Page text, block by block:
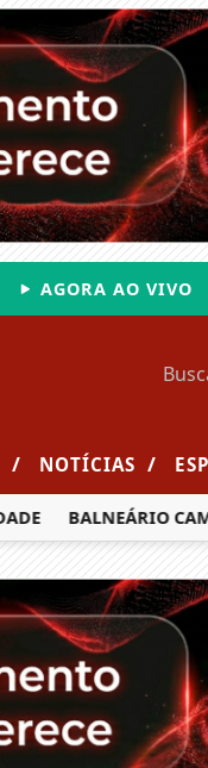
AGORA AO VIVO
/ NOTÍCIAS /
BALNEÁRIO